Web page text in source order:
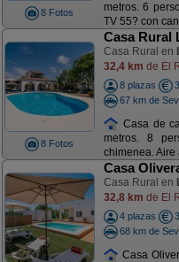
8 Fotos
metros. 6
TV 55? con
8 Fotos
Casa Rural
Casa Rural en
32,4 km de El
8 plazas
67 km de
Casa de
metros. 8
chimenea. Aire
Casa
Casa Rural en
32,8 km de El
4 plazas
68 km de
Casa